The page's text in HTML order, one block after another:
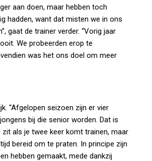
aan doen, maar hebben toch
hadden, want dat misten we in ons
gaat de trainer verder. “Vorig jaar
We probeerden erop te
was het ons doel om meer
“Afgelopen seizoen zijn er vier
bij die senior worden. Dat is
als je twee keer komt trainen, maar
bereid om te praten. In principe zijn
hebben gemaakt, mede dankzij